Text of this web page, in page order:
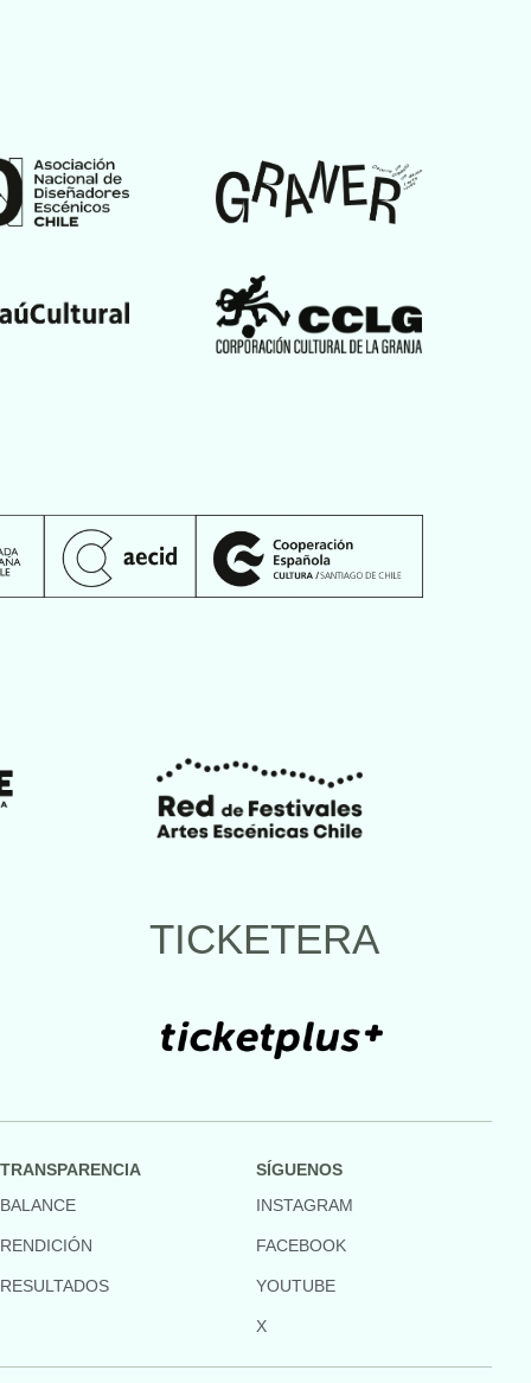
TICKETERA
TRANSPARENCIA
BALANCE
RENDICIÓN
RESULTADOS
SÍGUENOS
INSTAGRAM
FACEBOOK
YOUTUBE
X